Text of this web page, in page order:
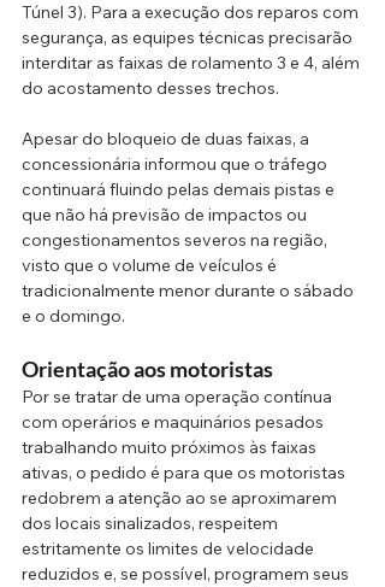
Túnel 3). Para a execução dos reparos com
segurança, as equipes técnicas precisarão
interditar as faixas de rolamento 3 e 4, além
do acostamento desses trechos.
Apesar do bloqueio de duas faixas, a
concessionária informou que o tráfego
continuará fluindo pelas demais pistas e
que não há previsão de impactos ou
congestionamentos severos na região,
visto que o volume de veículos é
tradicionalmente menor durante o sábado
e o domingo.
Orientação aos motoristas
Por se tratar de uma operação contínua
com operários e maquinários pesados
trabalhando muito próximos às faixas
ativas, o pedido é para que os motoristas
redobrem a atenção ao se aproximarem
dos locais sinalizados, respeitem
estritamente os limites de velocidade
reduzidos e, se possível, programem seus